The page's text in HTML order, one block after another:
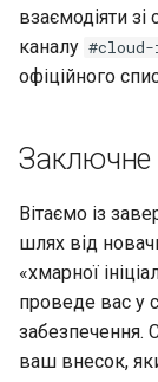
взаємодіяти
каналу
офіційного
Заключне
Вітаємо із
шлях від
«хмарної
проведе вас у
забезпечення.
ваш внесок,